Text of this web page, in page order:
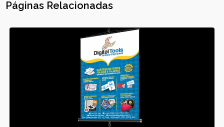
Páginas Relacionadas